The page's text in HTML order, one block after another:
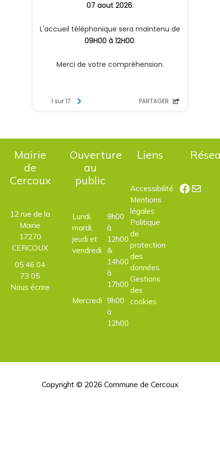
Mairie
de
Cercoux
12 rue de la
Mairie
17270
CERCOUX
05 46 04
73 05
Nous écrire
Ouverture
au
public
Lundi,
mardi,
jeudi et
vendredi
9h00
à
12h00
&
14h00
à
17h00
Mercredi 9h00
à
12h00
Liens
Accessibilité
Mentions
légales
Politique
de
protection
des
données
Gestions
des
cookies
E-mail
Copyright © 2026 Commune de Cercoux